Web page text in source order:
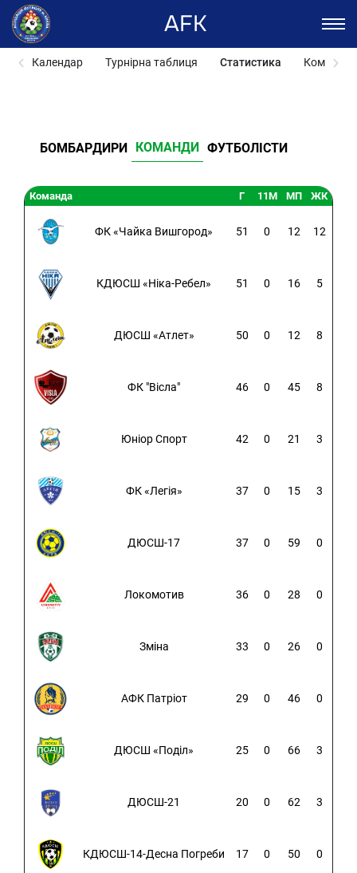
AFK
Календар Турнірна таблиця Статистика Команди
БОМБАРДИРИ КОМАНДИ ФУТБОЛІСТИ
Команда Г 11M МП ЖК
ФК «Чайка Вишгород» 51 0 12 12
КДЮСШ «Ніка-Ребел» 51 0 16 5
ДЮСШ «Атлет» 50 0 12 8
ФК "Вісла" 46 0 45 8
Юніор Спорт 42 0 21 3
ФК «Легія» 37 0 15 3
ДЮСШ-17 37 0 59 0
Локомотив 36 0 28 0
Зміна 33 0 26 0
АФК Патріот 29 0 46 0
ДЮСШ «Поділ» 25 0 66 3
ДЮСШ-21 20 0 62 3
КДЮСШ-14-Десна Погреби 17 0 50 0